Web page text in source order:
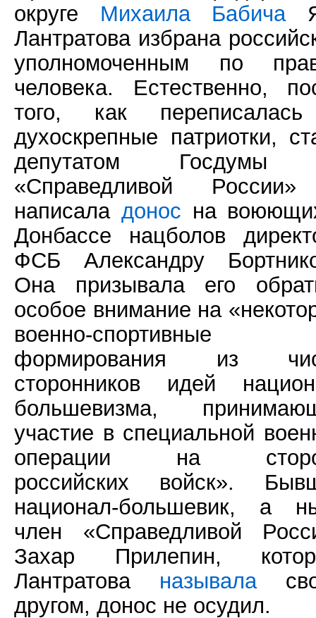
округе Михаила Бабича
Лантратова избрана
уполномоченным по
человека. Естественно,
того, как
духоскрепные патриотки,
депутатом Госдумы
«Справедливой
написала донос на
Донбассе нацболов
ФСБ Александру
Она призывала его
особое внимание на
военно-спортивные
формирования из
сторонников идей
большевизма,
участие в специальной
операции на
российских войск».
национал-большевик, а
член «Справедливой
Захар Прилепин,
Лантратова называла
другом, донос не осудил.